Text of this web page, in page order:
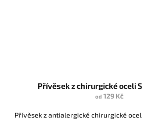
Přívěsek z chirurgické oceli
od 129 Kč
Přívěsek z antialergické chirurgické